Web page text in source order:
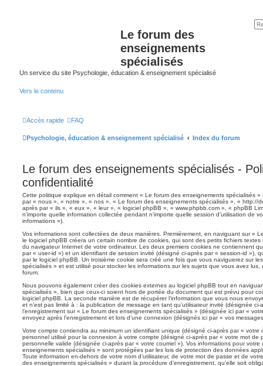
Le forum des
enseignements
spécialisés
Un service du site Psychologie, éducation & enseignement spécialisé
Vers le contenu
Accès rapide FAQ
Psychologie, éducation & enseignement spécialisé Index du forum
Le forum des enseignements spécialisés -
confidentialité
Cette politique explique en détail comment « Le forum des enseignements spécialisés
par « nous », « notre », « nos », « Le forum des enseignements spécialisés », « http://
après par « ils », « eux », « leur », « logiciel phpBB », « www.phpbb.com », « phpBB
n’importe quelle information collectée pendant n’importe quelle session d’utilisation de
informations »).
Vos informations sont collectées de deux manières. Premièrement, en naviguant sur «
le logiciel phpBB créera un certain nombre de cookies, qui sont des petits fichiers
du navigateur Internet de votre ordinateur. Les deux premiers cookies ne contiennent
par « user-id ») et un identifiant de session invité (désigné ci-après par « session-id »),
par le logiciel phpBB. Un troisième cookie sera créé une fois que vous naviguerez sur
spécialisés » et est utilisé pour stocker les informations sur les sujets que vous avez
forum.
Nous pouvons également créer des cookies externes au logiciel phpBB tout en
spécialisés », bien que ceux-ci soient hors de portée du document qui est prévu pour
logiciel phpBB. La seconde manière est de récupérer l’information que vous nous
et n’est pas limité à : la publication de message en tant qu’utilisateur invité (désignée
l’enregistrement sur « Le forum des enseignements spécialisés » (désignée ici par «
envoyez après l’enregistrement et lors d’une connexion (désignés ici par « vos
Votre compte contiendra au minimum un identifiant unique (désigné ci-après par « votre
personnel utilisé pour la connexion à votre compte (désigné ci-après par « votre mot de
personnelle valide (désignée ci-après par « votre courriel »). Vos informations pour
enseignements spécialisés » sont protégées par les lois de protection des données
Toute information en-dehors de votre nom d’utilisateur, de votre mot de passe et de
des enseignements spécialisés » durant la procédure d’enregistrement, qu’elle soit